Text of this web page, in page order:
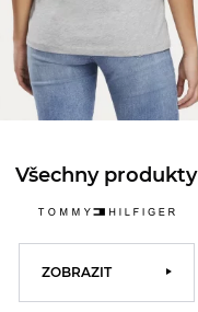
Všechny produkty
ZOBRAZIT